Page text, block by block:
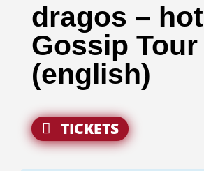
dragos – hot
Gossip Tour
(english)
TICKETS